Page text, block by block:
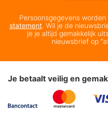
Persoonsgegevens
statement. Wil je de
je je altijd gemakkelijk
nieuwsbrief op
Je betaalt veilig en